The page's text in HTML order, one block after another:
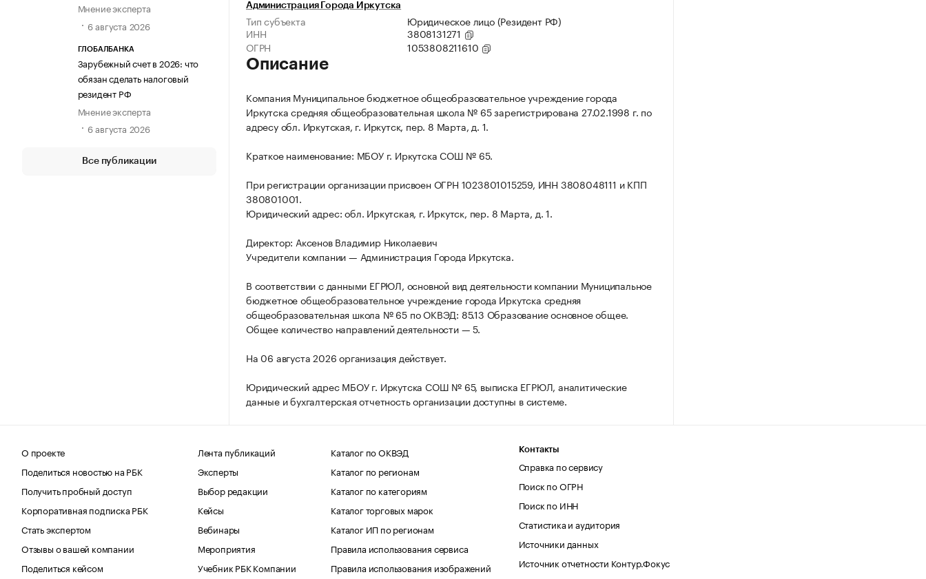
Мнение эксперта
6 августа 2026
ГЛОБАЛБАНКА
Зарубежный счет в 2026: что
обязан сделать налоговый
резидент РФ
Мнение эксперта
6 августа 2026
Все публикации
Администрация Города Иркутска
Тип субъекта
Юридическое лицо (Резидент РФ)
ИНН
3808131271
ОГРН
1053808211610
Описание
Компания Муниципальное бюджетное общеобразовательное учреждение города
Иркутска средняя общеобразовательная школа № 65 зарегистрирована 27.02.1998 г. по
адресу обл. Иркутская, г. Иркутск, пер. 8 Марта, д. 1.
Краткое наименование: МБОУ г. Иркутска СОШ № 65.
При регистрации организации присвоен ОГРН 1023801015259, ИНН 3808048111 и КПП
380801001.
Юридический адрес: обл. Иркутская, г. Иркутск, пер. 8 Марта, д. 1.
Директор: Аксенов Владимир Николаевич
Учредители компании — Администрация Города Иркутска.
В соответствии с данными ЕГРЮЛ, основной вид деятельности компании Муниципальное
бюджетное общеобразовательное учреждение города Иркутска средняя
общеобразовательная школа № 65 по ОКВЭД: 85.13 Образование основное общее.
Общее количество направлений деятельности — 5.
На 06 августа 2026 организация действует.
Юридический адрес МБОУ г. Иркутска СОШ № 65, выписка ЕГРЮЛ, аналитические
данные и бухгалтерская отчетность организации доступны в системе.
О проекте
Поделиться новостью на РБК
Получить пробный доступ
Корпоративная подписка РБК
Стать экспертом
Отзывы о вашей компании
Поделиться кейсом
Лента публикаций
Эксперты
Выбор редакции
Кейсы
Вебинары
Мероприятия
Учебник РБК Компании
Каталог по ОКВЭД
Каталог по регионам
Каталог по категориям
Каталог торговых марок
Каталог ИП по регионам
Правила использования сервиса
Правила использования изображений
Контакты
Справка по сервису
Поиск по ОГРН
Поиск по ИНН
Статистика и аудитория
Источники данных
Источник отчетности Контур.Фокус